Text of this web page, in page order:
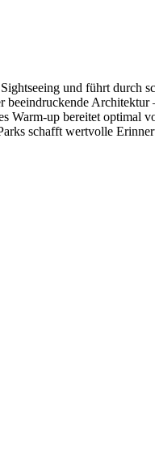
und führt durch
up bereitet optimal
schafft wertvolle